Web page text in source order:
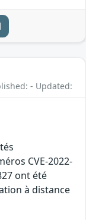
- Updated:
CVE-2022-
ont été
à distance